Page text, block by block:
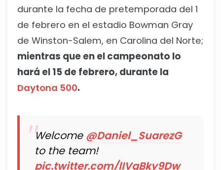
durante la fecha de pretemporada del 1
de febrero en el estadio Bowman Gray
de Winston-Salem, en Carolina del Norte;
mientras que en el campeonato lo
hará el 15 de febrero, durante la
Daytona 500.
Welcome @Daniel_SuarezG
to the team!
pic.twitter.com/lIVqBky9Dw